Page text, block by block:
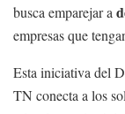
busca emparejar a
empresas que
Esta iniciativa del
TN conecta a los